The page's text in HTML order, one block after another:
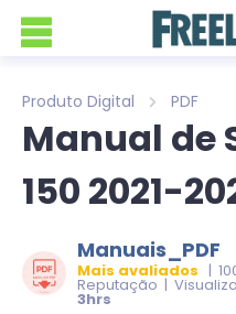
Produto Digital PDF
Manual de
150 2021-
Manuais_PDF
Mais avaliados |
Reputação |
3hrs